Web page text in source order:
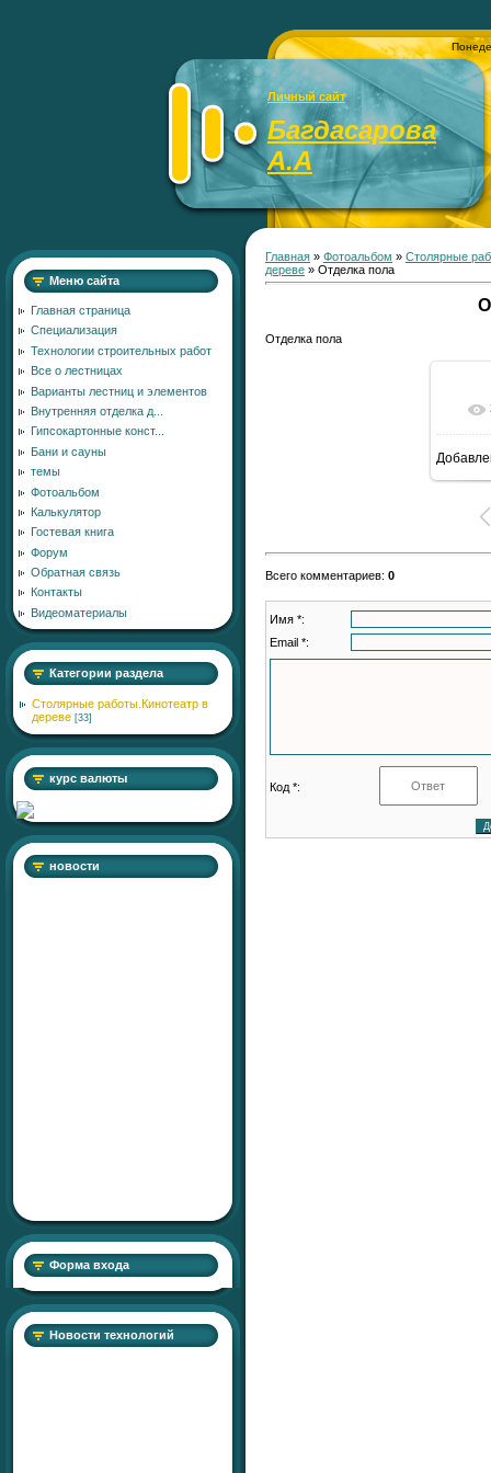
Личный сайт
Багдасарова
А.А
Меню сайта
Главная страница
Специализация
Технологии строительных работ
Все о лестницах
Варианты лестниц и элементов
Внутренняя отделка д...
Гипсокартонные конст...
Бани и сауны
темы
Фотоальбом
Калькулятор
Гостевая книга
Форум
Обратная связь
Контакты
Видеоматериалы
Категории раздела
Столярные работы.Кинотеатр в
дереве [33]
курс валюты
новости
Форма входа
Новости технологий
Главная » Фотоальбом » Столярные
дереве » Отделка пола
Отделка пола
Всего комментариев: 0
Имя *:
Email *:
Код *: